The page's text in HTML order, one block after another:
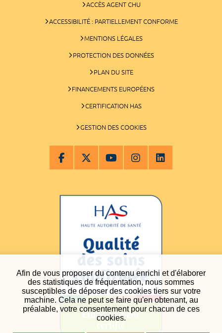
Afin de vous proposer du contenu enrichi et d'élaborer
des statistiques de fréquentation, nous sommes
susceptibles de déposer des cookies tiers sur votre
machine. Cela ne peut se faire qu'en obtenant, au
préalable, votre consentement pour chacun de ces
cookies.
ACCÈS AGENT CHU
ACCESSIBILITÉ : PARTIELLEMENT CONFORME
MENTIONS LÉGALES
PROTECTION DES DONNÉES
PLAN DU SITE
FINANCEMENTS EUROPÉENS
CERTIFICATION HAS
GESTION DES COOKIES